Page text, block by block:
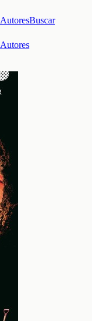
AutoresBuscar
Autores